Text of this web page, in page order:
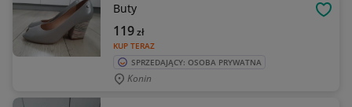
Buty
KUP TERAZ
119zł
SPRZEDAJĄCY: OSOBA PRYWATNA
Konin